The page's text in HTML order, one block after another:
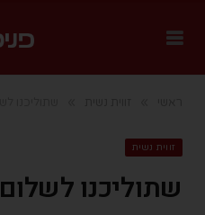
זווית נשית
שתוליכנו לשלום